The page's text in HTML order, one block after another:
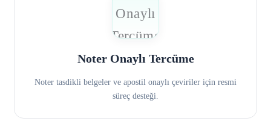
Noter Onaylı Tercüme
Noter tasdikli belgeler ve apostil onaylı çeviriler için resmi
süreç desteği.